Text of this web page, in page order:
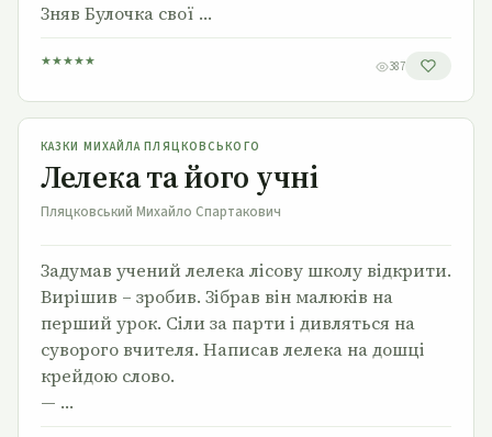
Зняв Булочка свої …
★★★★★ 387
Лелека та його учні
КАЗКИ МИХАЙЛА ПЛЯЦКОВСЬКОГО
Лелека та його учні
Пляцковський Михайло Спартакович
Задумав учений лелека лісову школу відкрити.
Вирішив – зробив. Зібрав він малюків на
перший урок. Сіли за парти і дивляться на
суворого вчителя. Написав лелека на дошці
крейдою слово.
— …